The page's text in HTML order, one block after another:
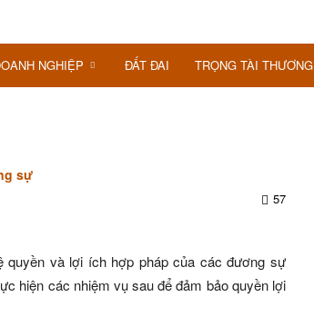
NGHIỆP ĐẤT ĐAI TRỌNG TÀI
sự
57
và lợi ích hợp pháp của các đương sự
hiện các nhiệm vụ sau để đảm bảo quyền lợi